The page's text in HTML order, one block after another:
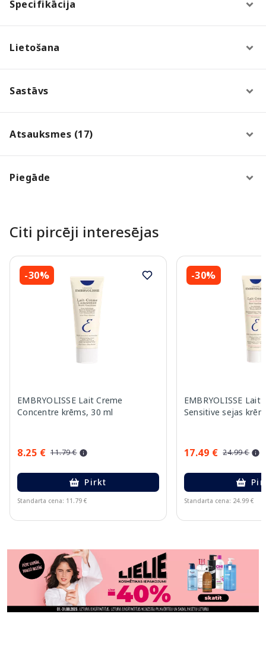
Specifikācija
Lietošana
Sastāvs
Atsauksmes (17)
Piegāde
Citi pircēji interesējas
-30%
EMBRYOLISSE Lait Creme
Concentre krēms, 30 ml
8.25 € 11.79 €
Pirkt
Standarta cena: 11.79 €
-30%
EMBRYOLISSE Lait
Sensitive sejas
17.49 € 24.99 €
Standarta cena: 24.99 €